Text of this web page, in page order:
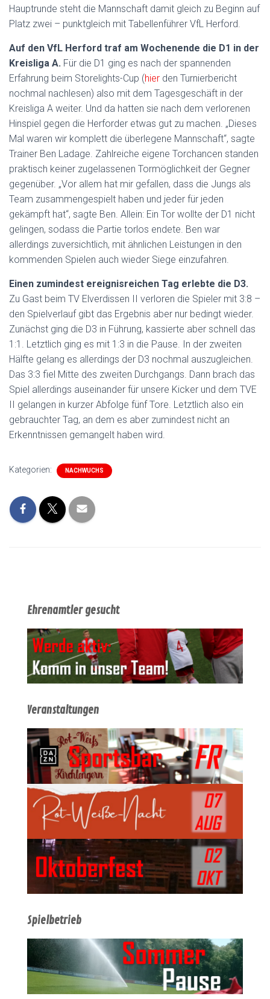
Hauptrunde steht die Mannschaft damit gleich zu Beginn auf
Platz zwei – punktgleich mit Tabellenführer VfL Herford.
Auf den VfL Herford traf am Wochenende die D1 in der
Kreisliga A. Für die D1 ging es nach der spannenden
Erfahrung beim Storelights-Cup (hier den Turnierbericht
nochmal nachlesen) also mit dem Tagesgeschäft in der
Kreisliga A weiter. Und da hatten sie nach dem verlorenen
Hinspiel gegen die Herforder etwas gut zu machen. „Dieses
Mal waren wir komplett die überlegene Mannschaft“, sagte
Trainer Ben Ladage. Zahlreiche eigene Torchancen standen
praktisch keiner zugelassenen Tormöglichkeit der Gegner
gegenüber. „Vor allem hat mir gefallen, dass die Jungs als
Team zusammengespielt haben und jeder für jeden
gekämpft hat“, sagte Ben. Allein: Ein Tor wollte der D1 nicht
gelingen, sodass die Partie torlos endete. Ben war
allerdings zuversichtlich, mit ähnlichen Leistungen in den
kommenden Spielen auch wieder Siege einzufahren.
Einen zumindest ereignisreichen Tag erlebte die D3.
Zu Gast beim TV Elverdissen II verloren die Spieler mit 3:8 –
den Spielverlauf gibt das Ergebnis aber nur bedingt wieder.
Zunächst ging die D3 in Führung, kassierte aber schnell das
1:1. Letztlich ging es mit 1:3 in die Pause. In der zweiten
Hälfte gelang es allerdings der D3 nochmal auszugleichen.
Das 3:3 fiel Mitte des zweiten Durchgangs. Dann brach das
Spiel allerdings auseinander für unsere Kicker und dem TVE
II gelangen in kurzer Abfolge fünf Tore. Letztlich also ein
gebrauchter Tag, an dem es aber zumindest nicht an
Erkenntnissen gemangelt haben wird.
Kategorien: NACHWUCHS
Ehrenamtler gesucht
Veranstaltungen
Spielbetrieb